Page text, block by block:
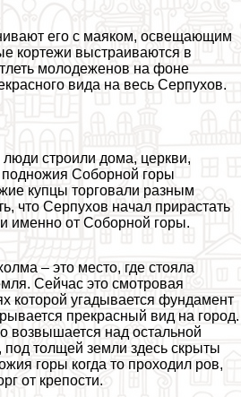
его с маяком, освещающим
кортежи выстраиваются в
молодеженов на фоне
вида на весь Серпухов.
строили дома, церкви,
Соборной горы
купцы торговали разным
что Серпухов начал прирастать
именно от Соборной горы.
– это место, где стояла
Сейчас это смотровая
которой угадывается фундамент
прекрасный вид на город.
возвышается над остальной
толщей земли здесь скрыты
горы когда то проходил ров,
от крепости.